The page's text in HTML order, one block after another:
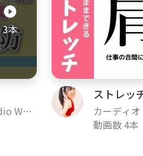
3本
Wor
ストレッ
カーディ
kout
動画数 4本